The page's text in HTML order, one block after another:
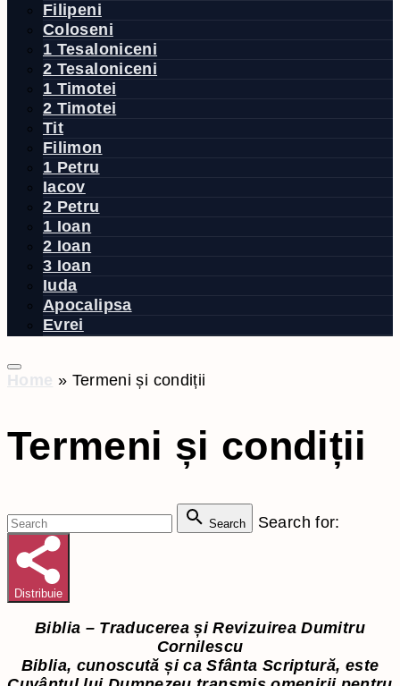
Filipeni
Coloseni
1 Tesaloniceni
2 Tesaloniceni
1 Timotei
2 Timotei
Tit
Filimon
1 Petru
Iacov
2 Petru
1 Ioan
2 Ioan
3 Ioan
Iuda
Apocalipsa
Evrei
Home » Termeni și condiții
Termeni și condiții
Search Search for:
Distribuie
Biblia – Traducerea și Revizuirea Dumitru
Cornilescu
Biblia, cunoscută și ca Sfânta Scriptură, este